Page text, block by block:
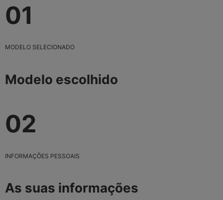
01
MODELO SELECIONADO
Modelo escolhido
02
INFORMAÇÕES PESSOAIS
As suas informações